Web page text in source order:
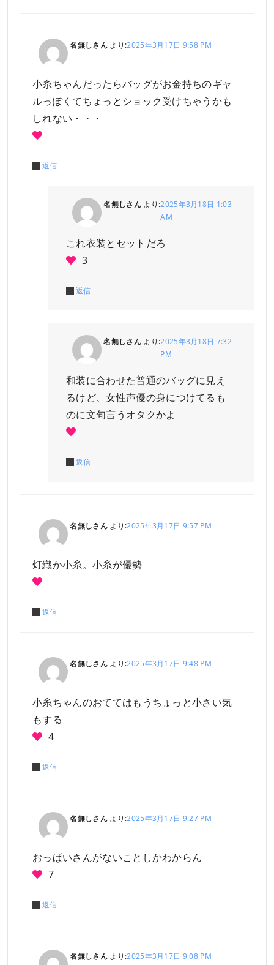
名無しさん より:2025年3月17日 9:58 PM
小糸ちゃんだったらバッグがお金持ちのギャ
ルっぽくてちょっとショック受けちゃうかも
しれない・・・
返信
名無しさん より:2025年3月18日 1:03
AM
これ衣装とセットだろ
3
返信
名無しさん より:2025年3月18日 7:32
PM
和装に合わせた普通のバッグに見え
るけど、女性声優の身につけてるも
のに文句言うオタクかよ
返信
名無しさん より:2025年3月17日 9:57 PM
灯織か小糸。小糸が優勢
返信
名無しさん より:2025年3月17日 9:48 PM
小糸ちゃんのおててはもうちょっと小さい気
もする
4
返信
名無しさん より:2025年3月17日 9:27 PM
おっぱいさんがないことしかわからん
7
返信
名無しさん より:2025年3月17日 9:08 PM